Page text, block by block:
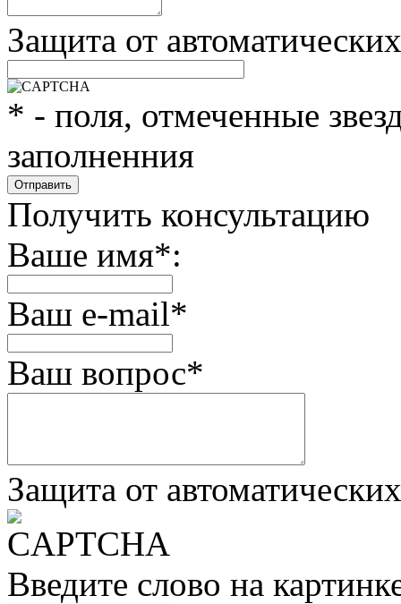
Защита от
* - поля, отмеченные
заполненния
Получить консультацию
Ваше имя*:
Ваш e-mail*
Ваш вопрос*
Защита от
Введите слово на